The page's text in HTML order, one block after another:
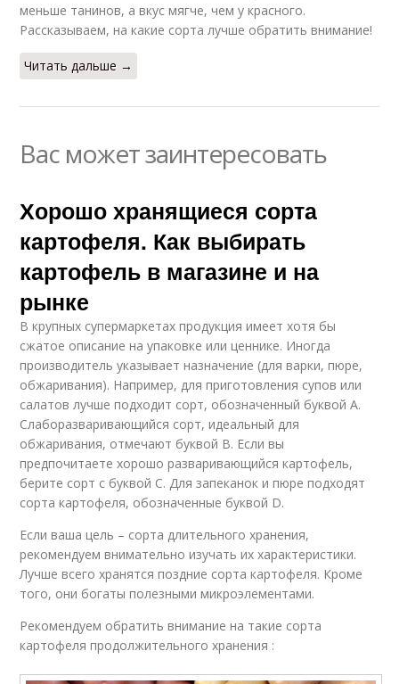
меньше танинов, а вкус мягче, чем у красного.
Рассказываем, на какие сорта лучше обратить внимание!
Читать дальше →
Вас может заинтересовать
Хорошо хранящиеся сорта
картофеля. Как выбирать
картофель в магазине и на
рынке
В крупных супермаркетах продукция имеет хотя бы
сжатое описание на упаковке или ценнике. Иногда
производитель указывает назначение (для варки, пюре,
обжаривания). Например, для приготовления супов или
салатов лучше подходит сорт, обозначенный буквой А.
Слаборазваривающийся сорт, идеальный для
обжаривания, отмечают буквой В. Если вы
предпочитаете хорошо разваривающийся картофель,
берите сорт с буквой С. Для запеканок и пюре подходят
сорта картофеля, обозначенные буквой D.
Если ваша цель – сорта длительного хранения,
рекомендуем внимательно изучать их характеристики.
Лучше всего хранятся поздние сорта картофеля. Кроме
того, они богаты полезными микроэлементами.
Рекомендуем обратить внимание на такие сорта
картофеля продолжительного хранения :